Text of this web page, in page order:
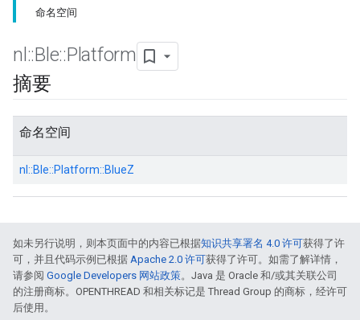
命名空间
nl ::Ble::Platform
摘要
命名空间
nl::Ble::Platform::BlueZ
如未另行说明，则本页面中的内容已根据知识共享署名 4.0 许可获得了许
可，并且代码示例已根据 Apache 2.0 许可获得了许可。如需了解详情，
请参阅 Google Developers 网站政策。Java 是 Oracle 和/或其关联公司
的注册商标。OPENTHREAD 和相关标记是 Thread Group 的商标，经许可
后使用。